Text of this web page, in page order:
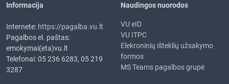
Informacija
Internete: https://pagalba.vu.lt
Pagalbos el. paštas:
emokymai(eta)vu.lt
Telefonai: 05 236 6283, 05 219
3287
Naudingos nuorodos
VU eID
VU ITPC
Elekroninių išteklių užsakymo
formos
MS Teams pagalbos grupė